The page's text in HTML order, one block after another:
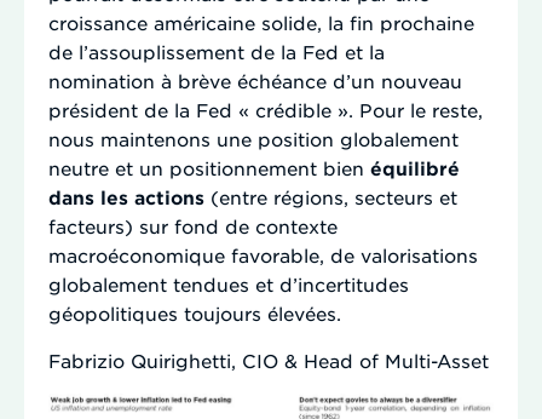
croissance américaine solide, la fin prochaine
de l’assouplissement de la Fed et la
nomination à brève échéance d’un nouveau
président de la Fed « crédible ». Pour le reste,
nous maintenons une position globalement
neutre et un positionnement bien équilibré
dans les actions (entre régions, secteurs et
facteurs) sur fond de contexte
macroéconomique favorable, de valorisations
globalement tendues et d’incertitudes
géopolitiques toujours élevées.
Fabrizio Quirighetti, CIO & Head of Multi-Asset